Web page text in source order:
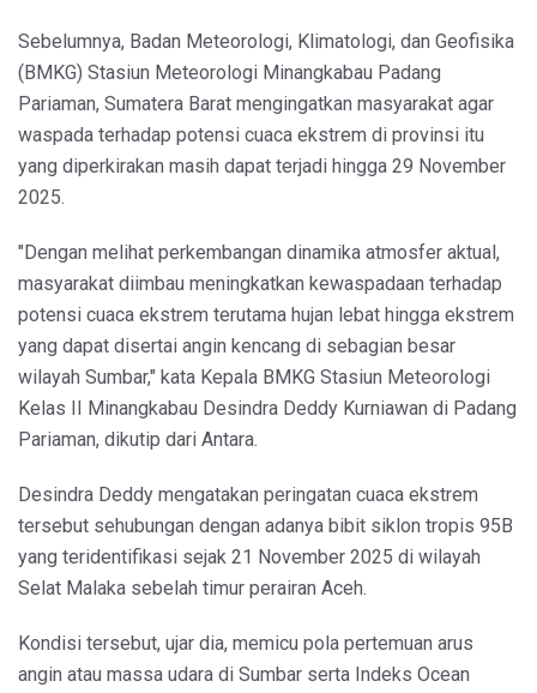
Sebelumnya, Badan Meteorologi, Klimatologi, dan Geofisika
(BMKG) Stasiun Meteorologi Minangkabau Padang
Pariaman, Sumatera Barat mengingatkan masyarakat agar
waspada terhadap potensi cuaca ekstrem di provinsi itu
yang diperkirakan masih dapat terjadi hingga 29 November
2025.
"Dengan melihat perkembangan dinamika atmosfer aktual,
masyarakat diimbau meningkatkan kewaspadaan terhadap
potensi cuaca ekstrem terutama hujan lebat hingga ekstrem
yang dapat disertai angin kencang di sebagian besar
wilayah Sumbar," kata Kepala BMKG Stasiun Meteorologi
Kelas II Minangkabau Desindra Deddy Kurniawan di Padang
Pariaman, dikutip dari Antara.
Desindra Deddy mengatakan peringatan cuaca ekstrem
tersebut sehubungan dengan adanya bibit siklon tropis 95B
yang teridentifikasi sejak 21 November 2025 di wilayah
Selat Malaka sebelah timur perairan Aceh.
Kondisi tersebut, ujar dia, memicu pola pertemuan arus
angin atau massa udara di Sumbar serta Indeks Ocean